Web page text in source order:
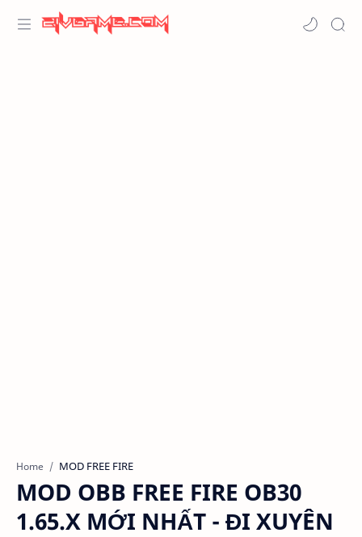
Home MOD FREE FIRE
MOD OBB FREE FIRE OB30
1.65.X MỚI NHẤT - ĐI XUYÊN